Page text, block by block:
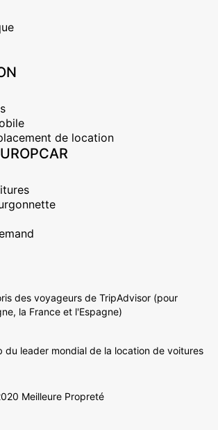
de location
des voyageurs de TripAdvisor (pour
la France et l'Espagne)
du leader mondial de la location de voitures
Meilleure Propreté